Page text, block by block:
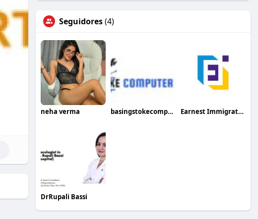
Seguidores(4)
neha verma basingstokecomputer repairs Earnest Immigration
DrRupali Bassi